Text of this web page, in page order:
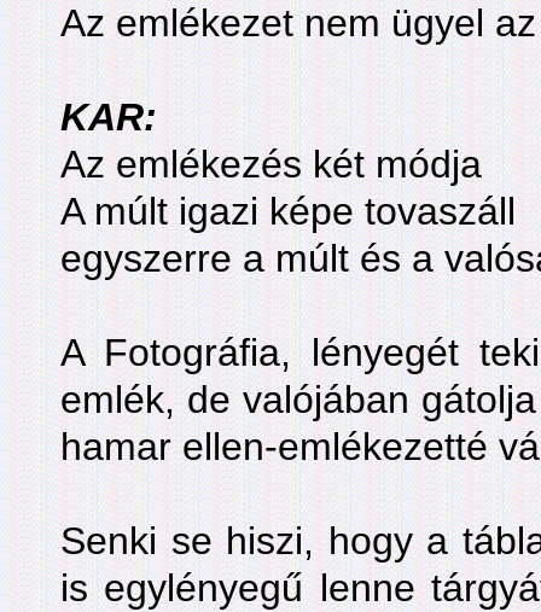
Az emlékezet nem ügyel
KAR:
Az emlékezés két módja
A múlt igazi képe tovaszáll
egyszerre a múlt és a
A Fotográfia, lényegét
emlék, de valójában
hamar ellen-­emlékezetté
Senki se hiszi, hogy a
is egylényegű lenne